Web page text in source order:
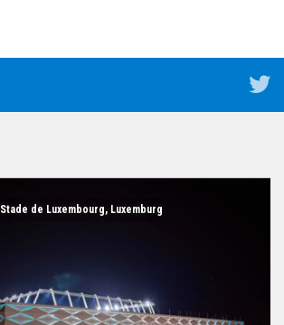
Stade de Luxembourg, Luxemburg